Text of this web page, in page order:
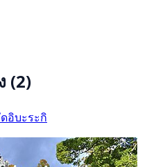
(2)
อิบะระกิ